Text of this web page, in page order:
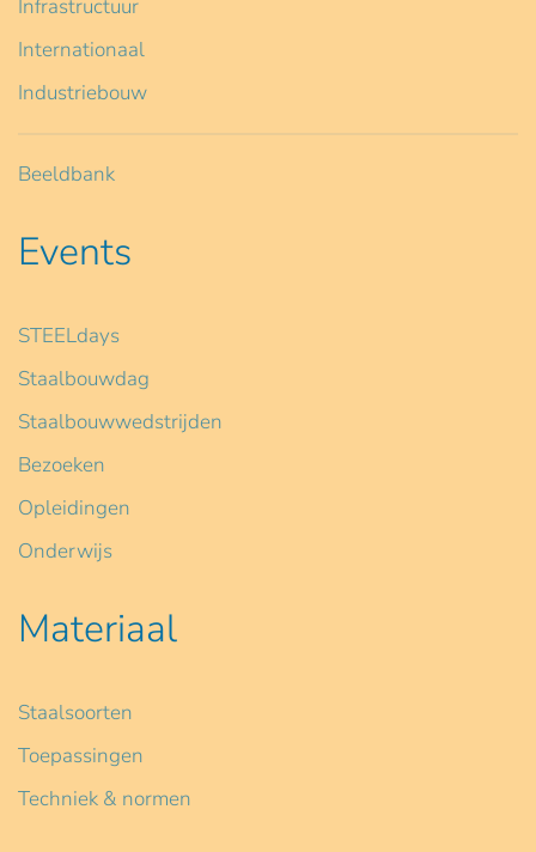
Infrastructuur
Internationaal
Industriebouw
Beeldbank
Events
STEELdays
Staalbouwdag
Staalbouwwedstrijden
Bezoeken
Opleidingen
Onderwijs
Materiaal
Staalsoorten
Toepassingen
Techniek & normen